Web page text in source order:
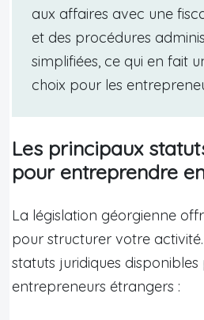
aux affaires avec une
et des procédures
simplifiées, ce qui en fait
choix pour les
Les principaux
pour entreprendre
La législation géorgienne
pour structurer votre
statuts juridiques disponibles
entrepreneurs étrangers :